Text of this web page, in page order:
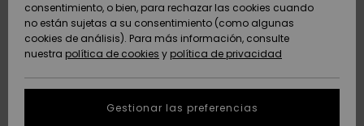
Novedades
Destacados
Novedades
Destacados
Comunidad
AYUDA &
CONTACTO
Protección de
datos
personales
SOSTENIBILIDAD
consentimiento, o bien, para rechazar las cookies cuando
no están sujetas a su consentimiento (como algunas
cookies de análisis). Para más información, consulte
nuestra política de cookies y política de privacidad
Gestionar las preferencias